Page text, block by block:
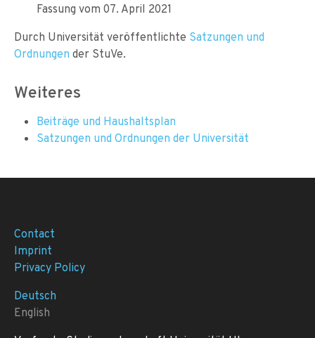
Fassung vom 07. April 2021
Durch Universität veröffentlichte Satzungen und
Ordnungen der StuVe.
Weiteres
Beiträge und Haushaltsplan
Satzungen und Ordnungen der Universität
Contact
Imprint
Privacy Policy
Deutsch
English